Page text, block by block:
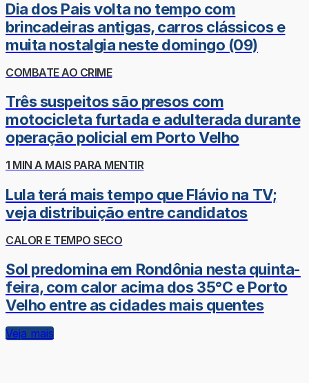
Dia dos Pais volta no tempo com
brincadeiras antigas, carros clássicos e
muita nostalgia neste domingo (09)
COMBATE AO CRIME
Três suspeitos são presos com
motocicleta furtada e adulterada durante
operação policial em Porto Velho
1 MIN A MAIS PARA MENTIR
Lula terá mais tempo que Flávio na TV;
veja distribuição entre candidatos
CALOR E TEMPO SECO
Sol predomina em Rondônia nesta quinta-
feira, com calor acima dos 35°C e Porto
Velho entre as cidades mais quentes
Veja mais